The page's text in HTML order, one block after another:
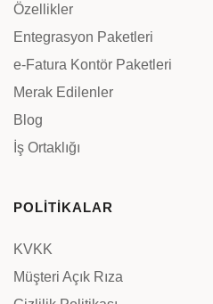
Özellikler
Entegrasyon Paketleri
e-Fatura Kontör Paketleri
Merak Edilenler
Blog
İş Ortaklığı
POLİTİKALAR
KVKK
Müşteri Açık Rıza